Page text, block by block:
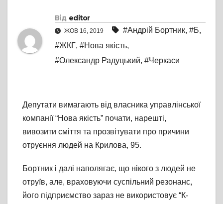
Від editor
ЖОВ 16, 2019 #Андрій Бортник, #Б,
#ЖКГ, #Нова якість,
#Олександр Радуцький, #Черкаси
Депутати вимагають від власника управлінської
компанії “Нова якість” почати, нарешті,
вивозити сміття та прозвітувати про причини
отруєння людей на Крилова, 95.
Бортник і далі наполягає, що нікого з людей не
отруїв, але, враховуючи суспільний резонанс,
його підприємство зараз не використовує “К-